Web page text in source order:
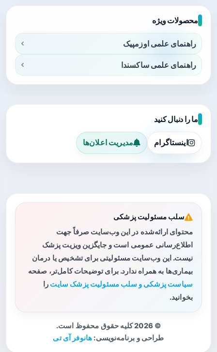
محصولات ویژه
راهنمای علمی اوزمپیک
راهنمای علمی ساکسندا
ما را دنبال کنید
اینستاگرام مدیریت اعلان‌ها
سلب مسئولیت پزشکی
محتوای ارائه‌شده در این وب‌سایت صرفاً جهت
اطلاع‌رسانی عمومی است و جایگزین ویزیت پزشک
نیست. این وب‌سایت مسئولیتی برای تشخیص یا درمان
بیماری‌ها به همراه ندارد. برای توضیحات کامل‌تر، صفحه
سیاست پزشکی و سلب مسئولیت پزشک سایت را
بخوانید.
© 2026 کلیه حقوق محفوظ است.
طراحی و برنامه‌نویسی: هانوفر آی تی